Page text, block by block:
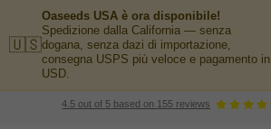
🇺🇸
Oaseeds USA è ora disponibile!
Spedizione dalla California — senza
dogana, senza dazi di importazione,
consegna USPS più veloce e pagamento in
USD.
4.5 out of 5 based on 155 reviews